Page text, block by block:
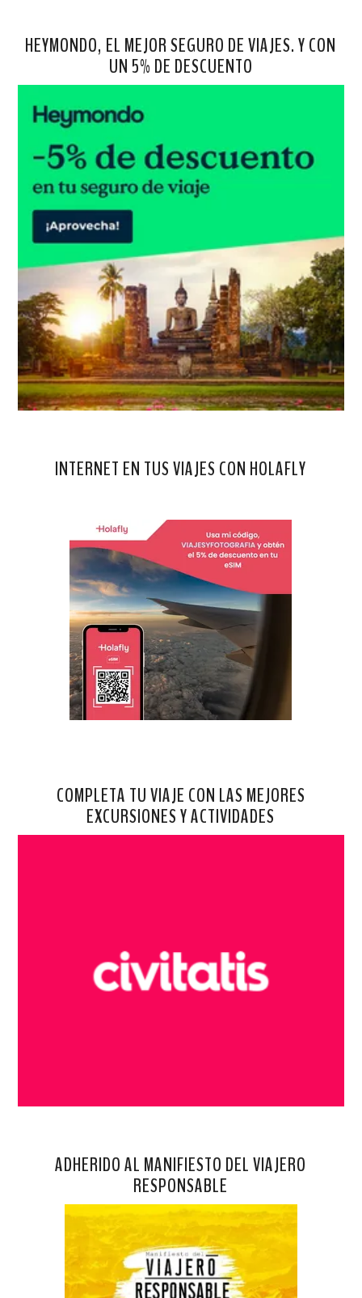
HEYMONDO, EL MEJOR SEGURO DE VIAJES. Y CON
UN 5% DE DESCUENTO
INTERNET EN TUS VIAJES CON HOLAFLY
COMPLETA TU VIAJE CON LAS MEJORES
EXCURSIONES Y ACTIVIDADES
ADHERIDO AL MANIFIESTO DEL VIAJERO
RESPONSABLE